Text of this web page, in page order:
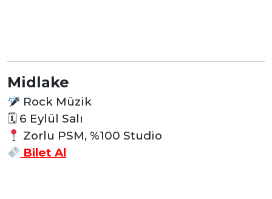
Midlake
Rock Müzik
🗓 6 Eylül Salı
Zorlu PSM, %100 Studio
Bilet Al